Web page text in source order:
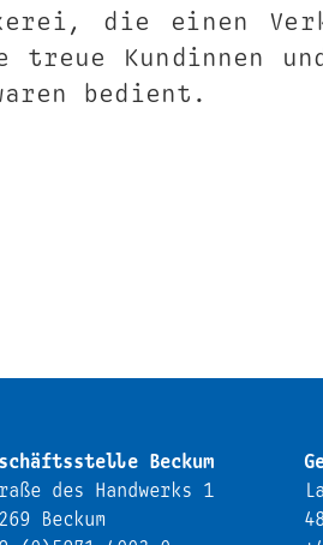
die einen
treue Kundinnen
bedient.
Beckum
des Handwerks 1
Beckum